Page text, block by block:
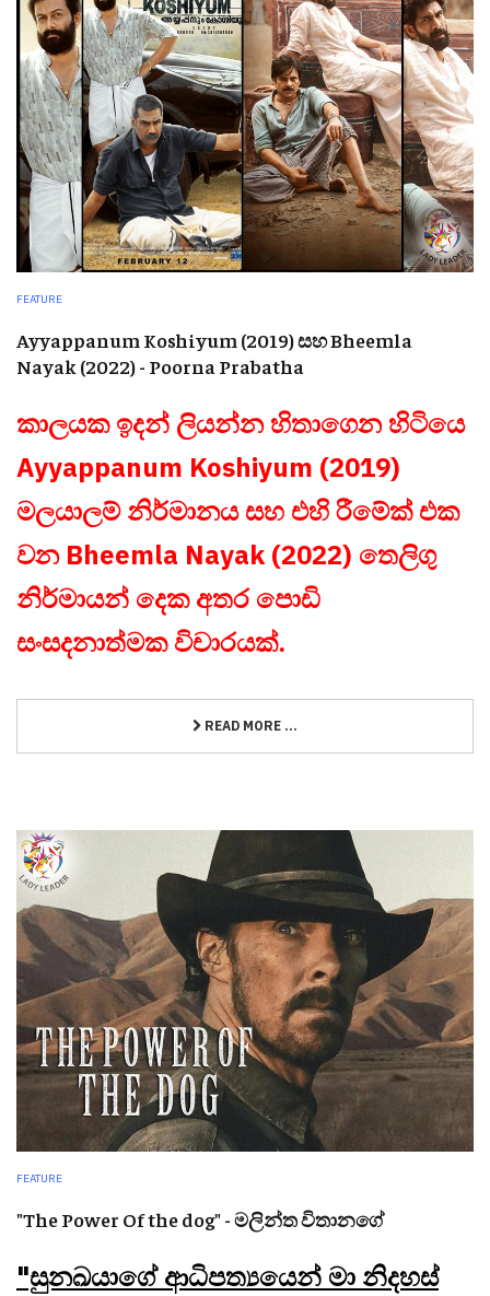
FEATURE
Ayyappanum Koshiyum (2019) සහ Bheemla
Nayak (2022) - Poorna Prabatha
කාලයක ඉදන් ලියන්න හිතාගෙන හිටියෙ
Ayyappanum Koshiyum (2019)
මලයාලම් නිර්මානය සහ එහි රීමේක් එක
වන Bheemla Nayak (2022) තෙලිගු
නිර්මායන් දෙක අතර පොඩි
සංසදනාත්මක විචාරයක්.
READ MORE ...
FEATURE
"The Power Of the dog" - මලින්ත විතානගේ
"සුනඛයාගේ ආධිපත්‍යයෙන් මා නිදහස්